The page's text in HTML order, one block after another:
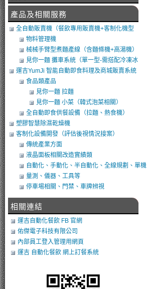
產品及相關服務
全自動販賣機（餐飲專用販賣機+客制化機型
+軟體開發）
物料管理機
械械手臂型煮麵產線（含麵條機+高湯機）
（可搭POS）
見你一麵 攤車系統（單一型-需搭配冷凍冰
庫）
運吉YumJi 智能自動即食料理及商城販賣系統
食品類產品
見你一麵 拉麵
見你一麵 小菜（韓式泡菜相關）
全自動即食供餐設備（拉麵、熱食機）
塑膠智慧除濕乾燥機
客制化設備開發（評估後視情況接案）
傳統產業方面
液晶面板相關改造實績類
自動化、手動化、半自動化、全線規劃、單機
類改造
量測、儀器、工具等
停車埸相關、門禁、車牌辨視
相關連結
運吉自動化餐飲 FB 官網
佑傑電子科技有限公司
內部員工登入管理用網頁
運吉 自動化餐飲 網上訂餐系統